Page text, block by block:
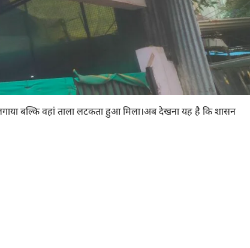
बल्कि वहां ताला लटकता हुआ मिला।अब देखना यह है कि शासन